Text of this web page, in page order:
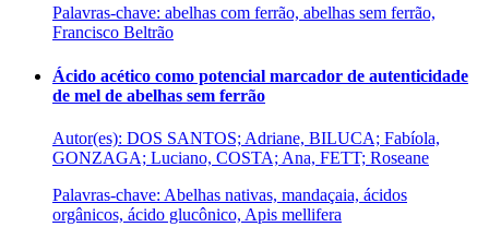
Palavras-chave: abelhas com ferrão, abelhas sem ferrão,
Francisco Beltrão
Ácido acético como potencial marcador de autenticidade
de mel de abelhas sem ferrão
Autor(es): DOS SANTOS; Adriane, BILUCA; Fabíola,
GONZAGA; Luciano, COSTA; Ana, FETT; Roseane
Palavras-chave: Abelhas nativas, mandaçaia, ácidos
orgânicos, ácido glucônico, Apis mellifera